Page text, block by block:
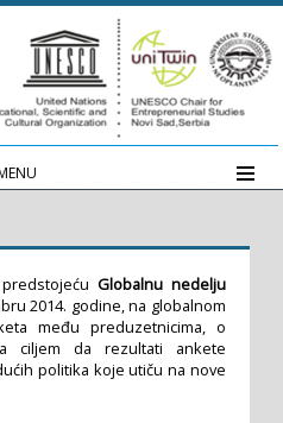
Globalnu nedelju
2014. godine, na globalnom
među preduzetnicima, o
ciljem da rezultati ankete
politika koje utiču na nove